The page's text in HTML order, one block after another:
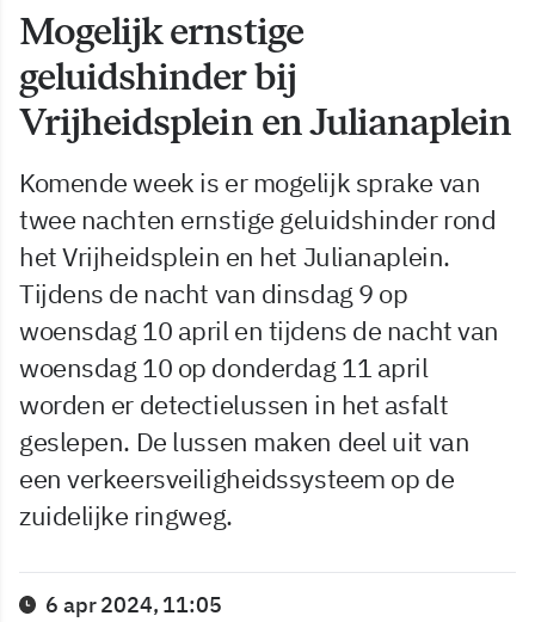
Mogelijk ernstige
geluidshinder bij
Vrijheidsplein en Julianaplein
Komende week is er mogelijk sprake van
twee nachten ernstige geluidshinder rond
het Vrijheidsplein en het Julianaplein.
Tijdens de nacht van dinsdag 9 op
woensdag 10 april en tijdens de nacht van
woensdag 10 op donderdag 11 april
worden er detectielussen in het asfalt
geslepen. De lussen maken deel uit van
een verkeersveiligheidssysteem op de
zuidelijke ringweg.
6 apr 2024, 11:05